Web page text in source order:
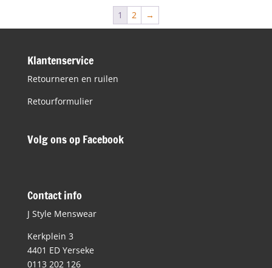
€74,98.
1 2 →
Klantenservice
Retourneren en ruilen
Retourformulier
Volg ons op Facebook
Contact info
J Style Menswear
Kerkplein 3
4401 ED Yerseke
0113 202 126